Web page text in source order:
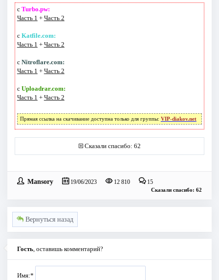
с Turbo.pw:
Часть 1 + Часть 2
с Katfile.com:
Часть 1 + Часть 2
с Nitroflare.com:
Часть 1 + Часть 2
с Uploadrar.com:
Часть 1 + Часть 2
Прямая ссылка на скачивание доступна только для группы: VIP-diakov.net
Сказали спасибо: 62
Mansory 19/06/2023 12 810 15
Сказали спасибо: 62
Вернуться назад
Гость, оставишь комментарий?
Имя:*